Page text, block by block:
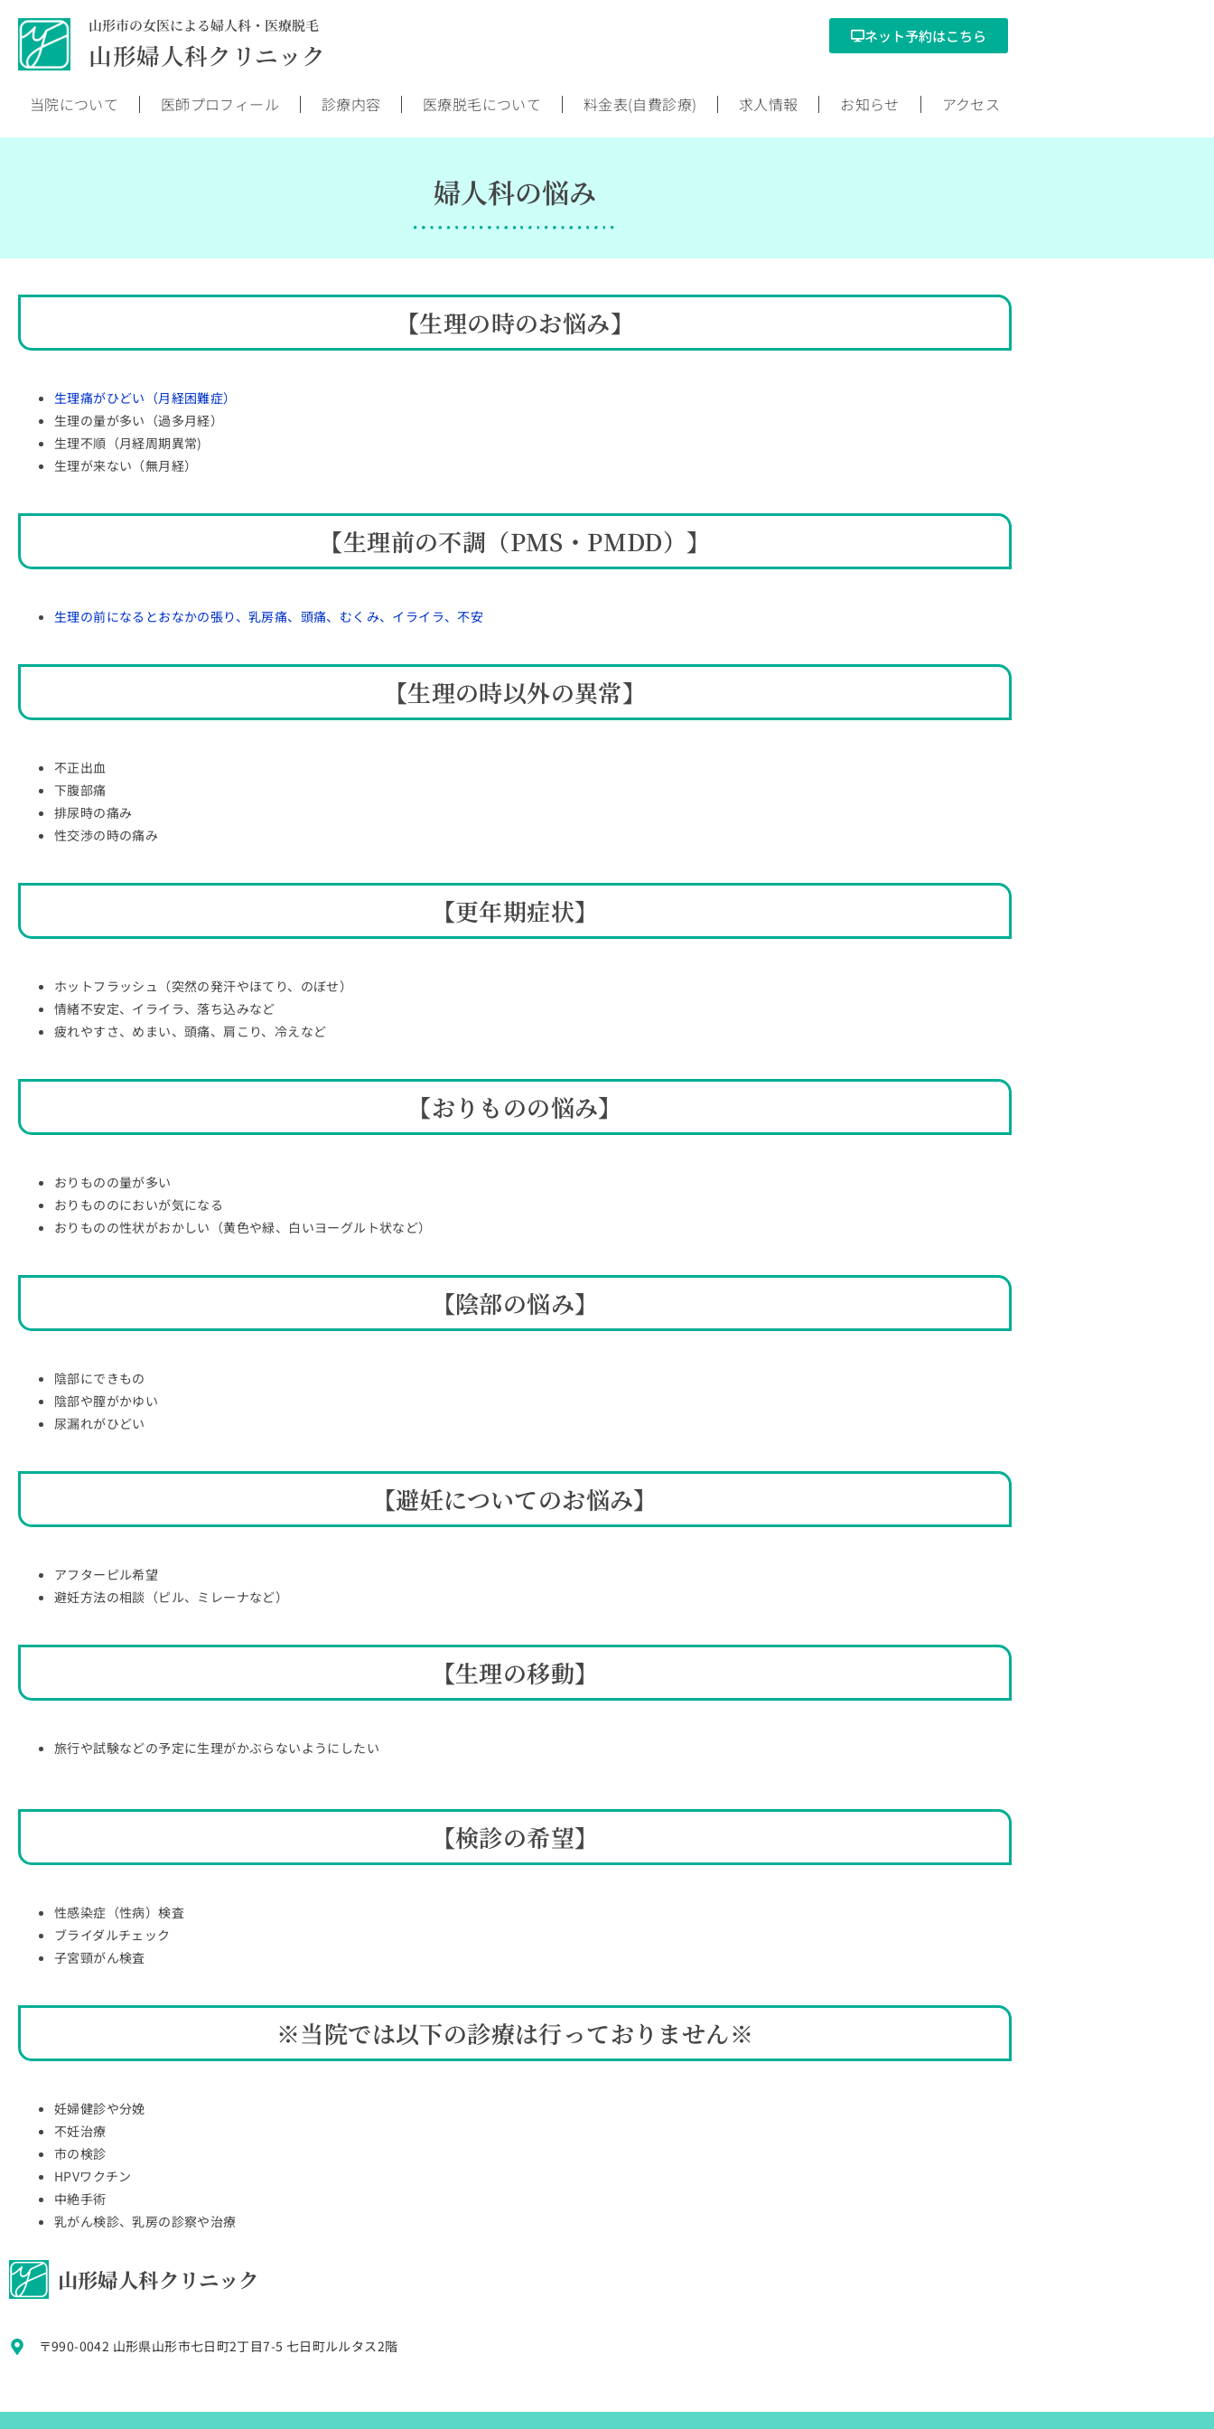
山形市の女医による婦人科・医療脱毛
山形婦人科クリニック
ネット予約はこちら
当院について 医師プロフィール 診療内容 医療脱毛について 料金表(自費診療) 求人情報 お知らせ アクセス
婦人科の悩み
【生理の時のお悩み】
生理痛がひどい（月経困難症）
生理の量が多い（過多月経）
生理不順（月経周期異常)
生理が来ない（無月経）
【生理前の不調（PMS・PMDD）】
生理の前になるとおなかの張り、乳房痛、頭痛、むくみ、イライラ、不安
【生理の時以外の異常】
不正出血
下腹部痛
排尿時の痛み
性交渉の時の痛み
【更年期症状】
ホットフラッシュ（突然の発汗やほてり、のぼせ）
情緒不安定、イライラ、落ち込みなど
疲れやすさ、めまい、頭痛、肩こり、冷えなど
【おりものの悩み】
おりものの量が多い
おりもののにおいが気になる
おりものの性状がおかしい（黄色や緑、白いヨーグルト状など）
【陰部の悩み】
陰部にできもの
陰部や膣がかゆい
尿漏れがひどい
【避妊についてのお悩み】
アフターピル希望
避妊方法の相談（ピル、ミレーナなど）
【生理の移動】
旅行や試験などの予定に生理がかぶらないようにしたい
【検診の希望】
性感染症（性病）検査
ブライダルチェック
子宮頸がん検査
※当院では以下の診療は行っておりません※
妊婦健診や分娩
不妊治療
市の検診
HPVワクチン
中絶手術
乳がん検診、乳房の診察や治療
山形婦人科クリニック
〒990-0042 山形県山形市七日町2丁目7-5 七日町ルルタス2階